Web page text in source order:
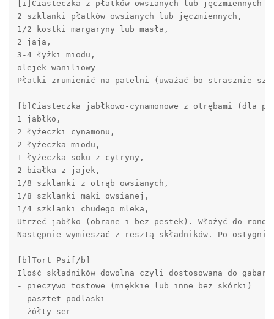
[i]Ciasteczka z płatków owsianych lub jęczmiennych
2 szklanki płatków owsianych lub jęczmiennych,
1/2 kostki margaryny lub masła,
2 jaja,
3-4 łyżki miodu,
olejek waniliowy
Płatki zrumienić na patelni (uważać bo strasznie
[b]Ciasteczka jabłkowo-cynamonowe z otrębami (dla
1 jabłko,
2 łyżeczki cynamonu,
2 łyżeczka miodu,
1 łyżeczka soku z cytryny,
2 białka z jajek,
1/8 szklanki z otrąb owsianych,
1/8 szklanki mąki owsianej,
1/4 szklanki chudego mleka,
Utrzeć jabłko (obrane i bez pestek). Włożyć do
Następnie wymieszać z resztą składników. Po
[b]Tort Psi[/b]
Ilość składników dowolna czyli dostosowana do
- pieczywo tostowe (miękkie lub inne bez skórki)
- pasztet podlaski
- żółty ser